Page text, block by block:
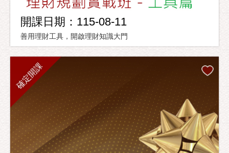
開課日期：115-08-11
善用理財工具，開啟理財知識大門
確定開課